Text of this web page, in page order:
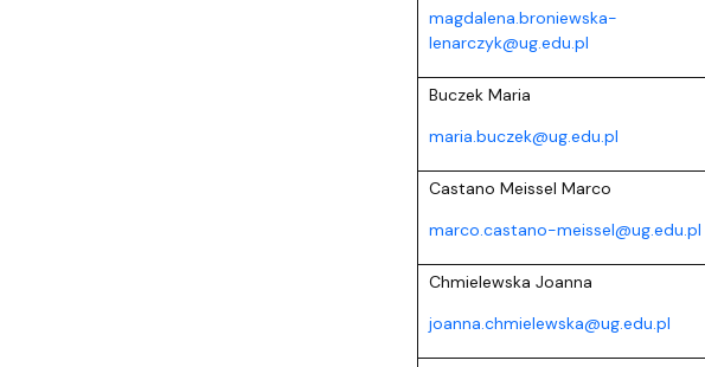
magdalena.broniewska-
lenarczyk@ug.edu.pl
Buczek Maria
maria.buczek@ug.edu.pl
Castano Meissel Marco
marco.castano-meissel@ug.edu.pl
Chmielewska Joanna
joanna.chmielewska@ug.edu.pl